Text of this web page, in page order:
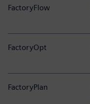
FactoryFlow
FactoryOpt
FactoryPlan